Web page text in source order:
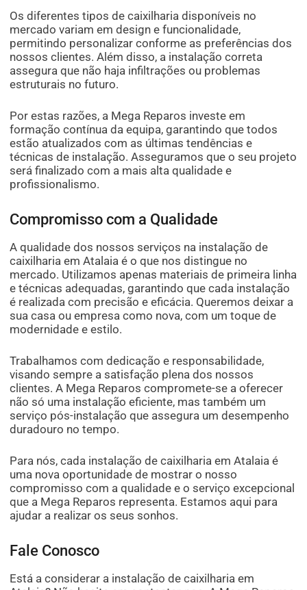
Os diferentes tipos de caixilharia disponíveis no
mercado variam em design e funcionalidade,
permitindo personalizar conforme as preferências dos
nossos clientes. Além disso, a instalação correta
assegura que não haja infiltrações ou problemas
estruturais no futuro.
Por estas razões, a Mega Reparos investe em
formação contínua da equipa, garantindo que todos
estão atualizados com as últimas tendências e
técnicas de instalação. Asseguramos que o seu projeto
será finalizado com a mais alta qualidade e
profissionalismo.
Compromisso com a Qualidade
A qualidade dos nossos serviços na instalação de
caixilharia em Atalaia é o que nos distingue no
mercado. Utilizamos apenas materiais de primeira linha
e técnicas adequadas, garantindo que cada instalação
é realizada com precisão e eficácia. Queremos deixar a
sua casa ou empresa como nova, com um toque de
modernidade e estilo.
Trabalhamos com dedicação e responsabilidade,
visando sempre a satisfação plena dos nossos
clientes. A Mega Reparos compromete-se a oferecer
não só uma instalação eficiente, mas também um
serviço pós-instalação que assegura um desempenho
duradouro no tempo.
Para nós, cada instalação de caixilharia em Atalaia é
uma nova oportunidade de mostrar o nosso
compromisso com a qualidade e o serviço excepcional
que a Mega Reparos representa. Estamos aqui para
ajudar a realizar os seus sonhos.
Fale Conosco
Está a considerar a instalação de caixilharia em